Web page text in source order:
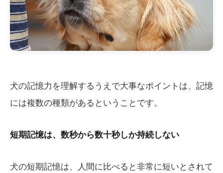
犬の記憶力を理解するうえで大事なポイントは、記憶
には複数の種類があるということです。
短期記憶は、数秒から数十秒しか持続しない
犬の短期記憶は、人間に比べると非常に短いとされて